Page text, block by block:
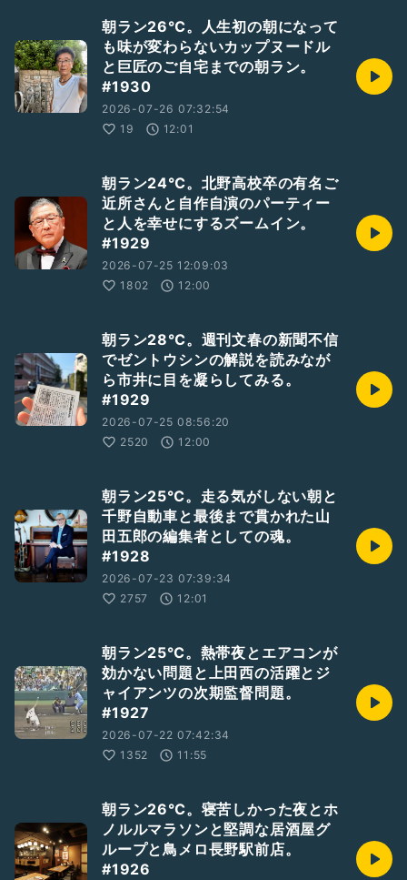
朝ラン26℃。人生初の朝になって
も味が変わらないカップヌードル
と巨匠のご自宅までの朝ラン。
#1930
2026-07-26 07:32:54
19
12:01
朝ラン24℃。北野高校卒の有名ご
近所さんと自作自演のパーティー
と人を幸せにするズームイン。
#1929
2026-07-25 12:09:03
1802
12:00
朝ラン28℃。週刊文春の新聞不信
でゼントウシンの解説を読みなが
ら市井に目を凝らしてみる。
#1929
2026-07-25 08:56:20
2520
12:00
朝ラン25℃。走る気がしない朝と
千野自動車と最後まで貫かれた山
田五郎の編集者としての魂。
#1928
2026-07-23 07:39:34
2757
12:01
朝ラン25℃。熱帯夜とエアコンが
効かない問題と上田西の活躍とジ
ャイアンツの次期監督問題。
#1927
2026-07-22 07:42:34
1352
11:55
朝ラン26℃。寝苦しかった夜とホ
ノルルマラソンと堅調な居酒屋グ
ループと鳥メロ長野駅前店。
#1926